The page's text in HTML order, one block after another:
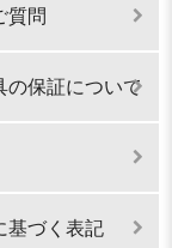
質問
の保証について
基づく表記